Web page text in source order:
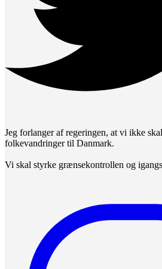
Jeg forlanger af regeringen, at vi ikke
folkevandringer til Danmark.
Vi skal styrke grænsekontrollen og